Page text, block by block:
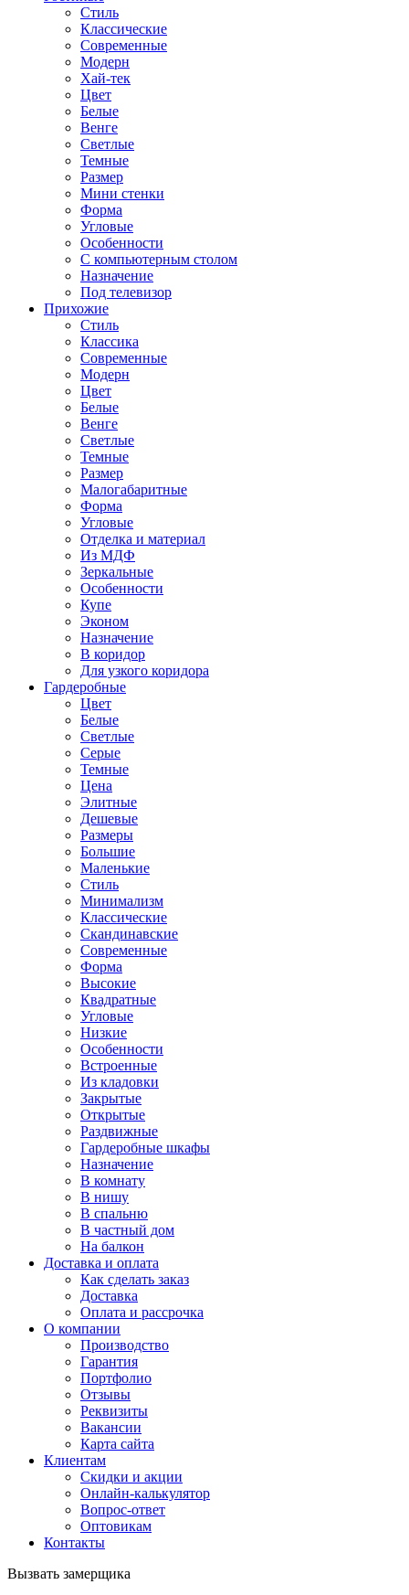
Стиль
Классические
Современные
Модерн
Хай-тек
Цвет
Белые
Венге
Светлые
Темные
Размер
Мини стенки
Форма
Угловые
Особенности
С компьютерным столом
Назначение
Под телевизор
Прихожие
Стиль
Классика
Современные
Модерн
Цвет
Белые
Венге
Светлые
Темные
Размер
Малогабаритные
Форма
Угловые
Отделка и материал
Из МДФ
Зеркальные
Особенности
Купе
Эконом
Назначение
В коридор
Для узкого коридора
Гардеробные
Цвет
Белые
Светлые
Серые
Темные
Цена
Элитные
Дешевые
Размеры
Большие
Маленькие
Стиль
Минимализм
Классические
Скандинавские
Современные
Форма
Высокие
Квадратные
Угловые
Низкие
Особенности
Встроенные
Из кладовки
Закрытые
Открытые
Раздвижные
Гардеробные шкафы
Назначение
В комнату
В нишу
В спальню
В частный дом
На балкон
Доставка и оплата
Как сделать заказ
Доставка
Оплата и рассрочка
О компании
Производство
Гарантия
Портфолио
Отзывы
Реквизиты
Вакансии
Карта сайта
Клиентам
Скидки и акции
Онлайн-калькулятор
Вопрос-ответ
Оптовикам
Контакты
Вызвать замерщика